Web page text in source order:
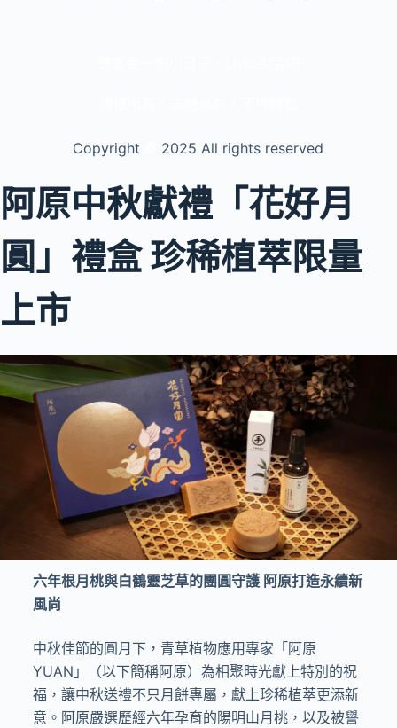
Copyright 2025 All rights reserved
阿原中秋獻禮「花好月
圓」禮盒 珍稀植萃限量
上市
六年根月桃與白鶴靈芝草的團圓守護 阿原打造永續新
風尚
中秋佳節的圓月下，青草植物應用專家「阿原
YUAN」（以下簡稱阿原）為相聚時光獻上特別的祝
福，讓中秋送禮不只月餅專屬，獻上珍稀植萃更添新
意。阿原嚴選歷經六年孕育的陽明山月桃，以及被譽